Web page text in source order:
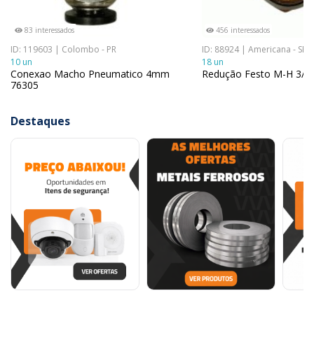
83 interessados
ID: 119603 | Colombo - PR
10 un
Conexao Macho Pneumatico 4mm
76305
456 interessados
ID: 88924 | Americana - SP
18 un
Redução Festo M-H 3/
Destaques